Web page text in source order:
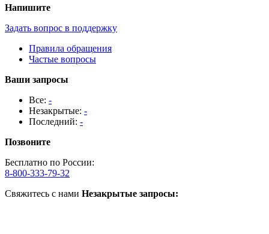
Напишите
Задать вопрос в поддержку
Правила обращения
Частые вопросы
Ваши запросы
Все: -
Незакрытые: -
Последний: -
Позвоните
Бесплатно по России:
8-800-333-79-32
Свяжитесь с нами Незакрытые запросы: